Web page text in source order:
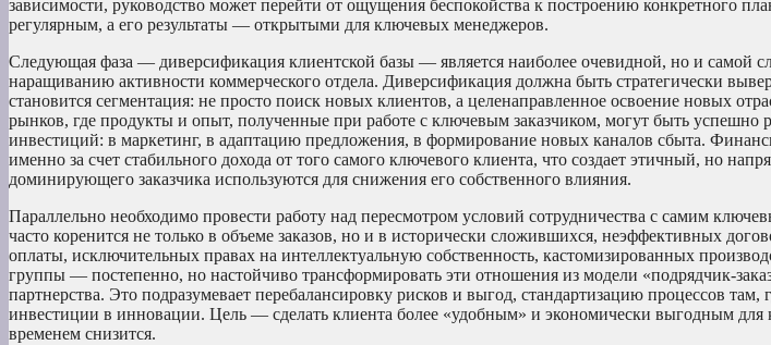
зависимости, руководство может перейти от ощущения беспокойства к построению конкретного
регулярным, а его результаты — открытыми для ключевых менеджеров.
Следующая фаза — диверсификация клиентской базы — является наиболее очевидной, но и самой
наращиванию активности коммерческого отдела. Диверсификация должна быть стратегически
становится сегментация: не просто поиск новых клиентов, а целенаправленное освоение новых
рынков, где продукты и опыт, полученные при работе с ключевым заказчиком, могут быть успешно
инвестиций: в маркетинг, в адаптацию предложения, в формирование новых каналов сбыта.
именно за счет стабильного дохода от того самого ключевого клиента, что создает этичный, но
доминирующего заказчика используются для снижения его собственного влияния.
Параллельно необходимо провести работу над пересмотром условий сотрудничества с самим
часто коренится не только в объеме заказов, но и в исторически сложившихся, неэффективных
оплаты, исключительных правах на интеллектуальную собственность, кастомизированных
группы — постепенно, но настойчиво трансформировать эти отношения из модели «подрядчик-
партнерства. Это подразумевает перебалансировку рисков и выгод, стандартизацию процессов
инвестиции в инновации. Цель — сделать клиента более «удобным» и экономически выгодным для
временем снизится.